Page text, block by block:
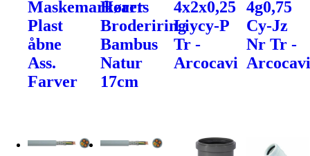
Maskemarkører
Plast
åbne
Ass.
Farver
Hearts
Broderiring
Bambus
Natur
17cm
4x2x0,25
Liycy-P
Tr -
Arcocavi
4g0,75
Cy-Jz
Nr Tr -